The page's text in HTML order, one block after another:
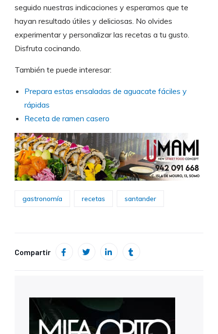
seguido nuestras indicaciones y esperamos que te
hayan resultado útiles y deliciosas. No olvides
experimentar y personalizar las recetas a tu gusto.
Disfruta cocinando.
También te puede interesar:
Prepara estas ensaladas de aguacate fáciles y
rápidas
Receta de ramen casero
gastronomía recetas santander
Compartir